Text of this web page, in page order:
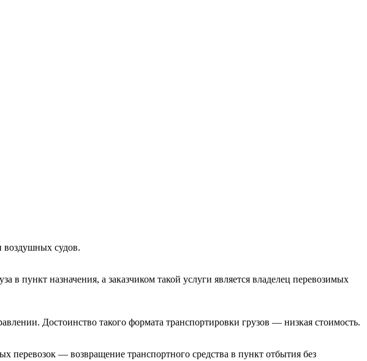
воздушных судов.
в пункт назначения, а заказчиком такой услуги является владелец перевозимых
Достоинство такого формата транспортировки грузов — низкая стоимость.
— возвращение транспортного средства в пункт отбытия без